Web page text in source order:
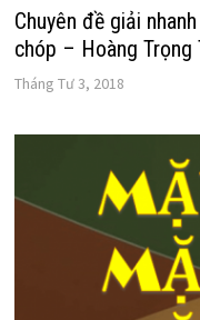
Chuyên đề giải
chóp – Hoàng Trọng
Tháng Tư 3, 2018